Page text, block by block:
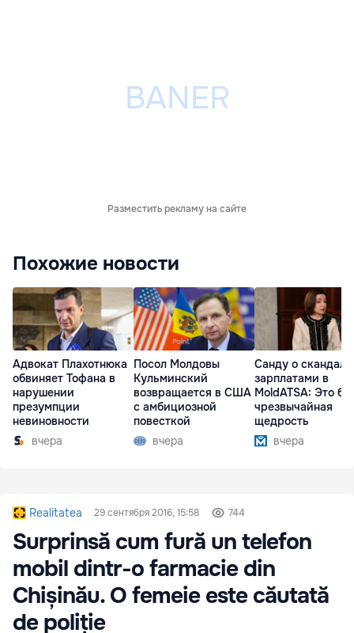
Разместить рекламу на сайте
Похожие новости
Адвокат Плахотнюка
обвиняет Тофана в
нарушении
презумпции
невиновности
вчера
Посол Молдовы
Кульминский
возвращается в США
с амбициозной
повесткой
вчера
Санду о
зарплатами в
MoldATSA: Это
чрезвычайная
щедрость
вчера
Realitatea 29 сентября 2016, 15:58 744
Surprinsă cum fură un telefon
mobil dintr-o farmacie din
Chișinău. O femeie este căutată
de poliție